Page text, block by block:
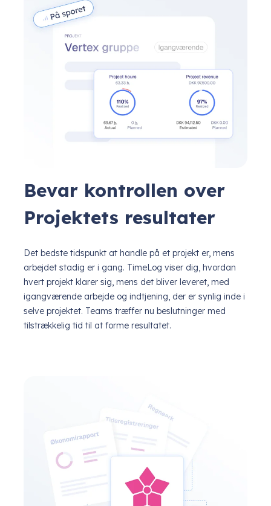
Bevar kontrollen over
Projektets resultater
Det bedste tidspunkt at handle på et projekt er, mens
arbejdet stadig er i gang. TimeLog viser dig, hvordan
hvert projekt klarer sig, mens det bliver leveret, med
igangværende arbejde og indtjening, der er synlig inde i
selve projektet. Teams træffer nu beslutninger med
tilstrækkelig tid til at forme resultatet.